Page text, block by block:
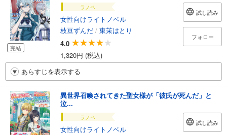
完結
ラノベ
女性向けライトノベル
枝豆ずんだ / 東茉はとり
4.0
1,320円 (税込)
試し読み
フォロー
あらすじを表示する
異世界召喚されてきた聖女様が「彼氏が死んだ」と
泣...
ラノベ
女性向けライトノベル
試し読み